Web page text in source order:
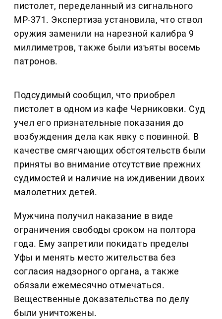
пистолет, переделанный из сигнального
МР-371. Экспертиза установила, что ствол
оружия заменили на нарезной калибра 9
миллиметров, также были изъяты восемь
патронов.
Подсудимый сообщил, что приобрел
пистолет в одном из кафе Черниковки. Суд
учел его признательные показания до
возбуждения дела как явку с повинной. В
качестве смягчающих обстоятельств были
приняты во внимание отсутствие прежних
судимостей и наличие на иждивении двоих
малолетних детей.
Мужчина получил наказание в виде
ограничения свободы сроком на полтора
года. Ему запретили покидать пределы
Уфы и менять место жительства без
согласия надзорного органа, а также
обязали ежемесячно отмечаться.
Вещественные доказательства по делу
были уничтожены.